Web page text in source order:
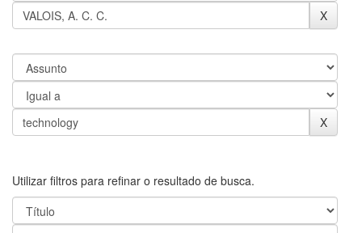
Utilizar filtros para refinar o resultado de busca.